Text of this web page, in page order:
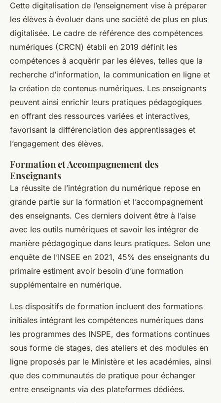
Cette digitalisation de l’enseignement vise à préparer
les élèves à évoluer dans une société de plus en plus
digitalisée. Le cadre de référence des compétences
numériques (CRCN) établi en 2019 définit les
compétences à acquérir par les élèves, telles que la
recherche d’information, la communication en ligne et
la création de contenus numériques. Les enseignants
peuvent ainsi enrichir leurs pratiques pédagogiques
en offrant des ressources variées et interactives,
favorisant la différenciation des apprentissages et
l’engagement des élèves.
Formation et Accompagnement des
Enseignants
La réussite de l’intégration du numérique repose en
grande partie sur la formation et l’accompagnement
des enseignants. Ces derniers doivent être à l’aise
avec les outils numériques et savoir les intégrer de
manière pédagogique dans leurs pratiques. Selon une
enquête de l’INSEE en 2021, 45% des enseignants du
primaire estiment avoir besoin d’une formation
supplémentaire en numérique.
Les dispositifs de formation incluent des formations
initiales intégrant les compétences numériques dans
les programmes des INSPE, des formations continues
sous forme de stages, des ateliers et des modules en
ligne proposés par le Ministère et les académies, ainsi
que des communautés de pratique pour échanger
entre enseignants via des plateformes dédiées.